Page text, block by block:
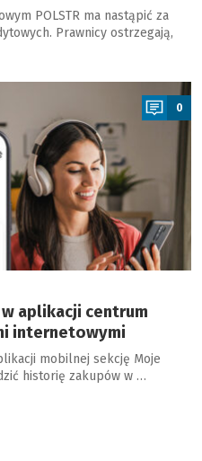
POLSTR ma nastąpić za
Prawnicy ostrzegają,
0
aplikacji centrum
internetowymi
mobilnej sekcję Moje
historię zakupów w …